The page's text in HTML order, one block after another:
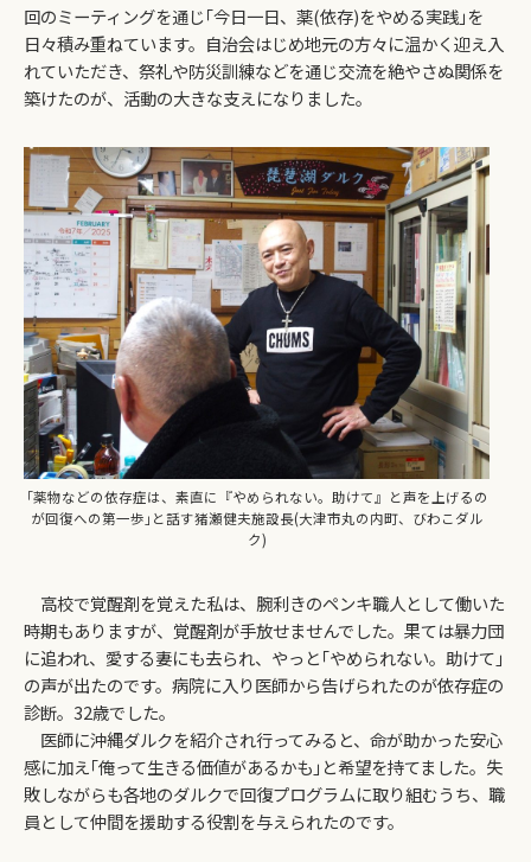
回のミーティングを通じ｢今日一日、薬(依存)をやめる実践｣を
日々積み重ねています。自治会はじめ地元の方々に温かく迎え入
れていただき、祭礼や防災訓練などを通じ交流を絶やさぬ関係を
築けたのが、活動の大きな支えになりました。
｢薬物などの依存症は、素直に『やめられない。助けて』と声を上げるの
が回復への第一歩｣と話す猪瀬健夫施設長(大津市丸の内町、びわこダル
ク)
高校で覚醒剤を覚えた私は、腕利きのペンキ職人として働いた
時期もありますが、覚醒剤が手放せませんでした。果ては暴力団
に追われ、愛する妻にも去られ、やっと｢やめられない。助けて｣
の声が出たのです。病院に入り医師から告げられたのが依存症の
診断。32歳でした。
医師に沖縄ダルクを紹介され行ってみると、命が助かった安心
感に加え｢俺って生きる価値があるかも｣と希望を持てました。失
敗しながらも各地のダルクで回復プログラムに取り組むうち、職
員として仲間を援助する役割を与えられたのです。